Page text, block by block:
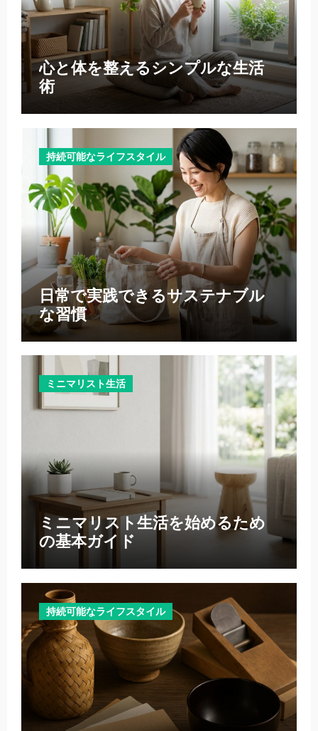
心と体を整えるシンプルな生活
術
持続可能なライフスタイル
日常で実践できるサステナブル
な習慣
ミニマリスト生活
ミニマリスト生活を始めるため
の基本ガイド
持続可能なライフスタイル